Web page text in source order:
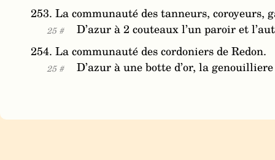
253. La communauté des tanneurs,
25 #
D’azur à 2 couteaux l’un paroir et
254. La communauté des cordoniers de Redon.
25 # D’azur à une botte d’or, la